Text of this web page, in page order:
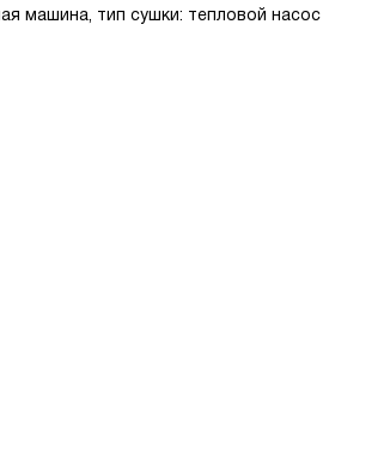
машина, тип сушки: тепловой насос